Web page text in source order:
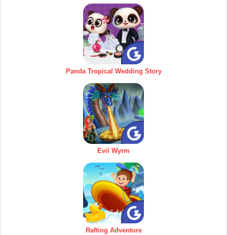
Panda Tropical Wedding Story
Evil Wyrm
Rafting Adventure